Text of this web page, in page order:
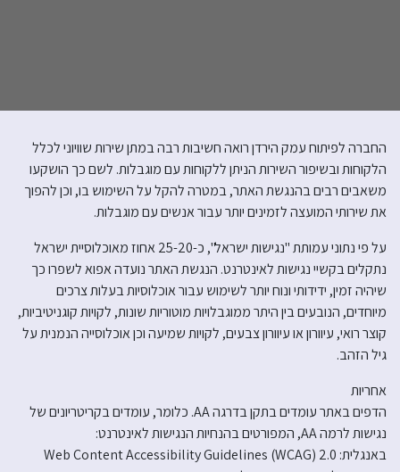
החברה לפיתוח עמק הירדן רואה חשיבות רבה במתן שירות שוויוני לכלל
הלקוחות ובשיפור השירות הניתן ללקוחות עם מוגבלות. לשם כך הושקעו
משאבים רבים בהנגשת האתר, במטרה להקל על השימוש בו, וכן להפוך
את שירותי המועצה לזמינים יותר עבור אנשים עם מוגבלות.
על פי נתוני עמותת "נגישות ישראל", כ-25-20 אחוז מאוכלוסיית ישראל
נתקלים בקשיי נגישות לאינטרנט. הנגשת האתר נועדה אפוא לשפרו כך
שיהיה זמין, ידידותי ונוח יותר לשימוש עבור אוכלוסיות בעלות צרכים
מיוחדים, הנובעים בין היתר ממוגבלויות מוטוריות שונות, לקויות קוגניטיביות,
קוצר רואי, עיוורון או עיוורון צבעים, לקויות שמיעה וכן אוכלוסייה הנמנית על
גיל הזהב.
אחריות
הדפים באתר עומדים בתקן בדרגה AA. כלומר, עומדים בקריטריונים של
נגישות לרמה AA, המפורטים בהנחיות הנגישות לאינטרנט:
באנגלית: Web Content Accessibility Guidelines (WCAG) 2.0